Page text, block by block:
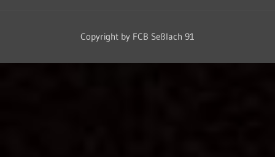
Copyright by FCB Seßlach 91